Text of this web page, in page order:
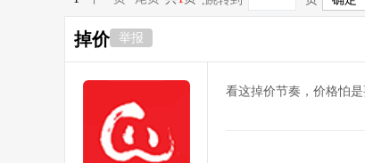
掉价 举报
看这掉价节奏，价格怕是